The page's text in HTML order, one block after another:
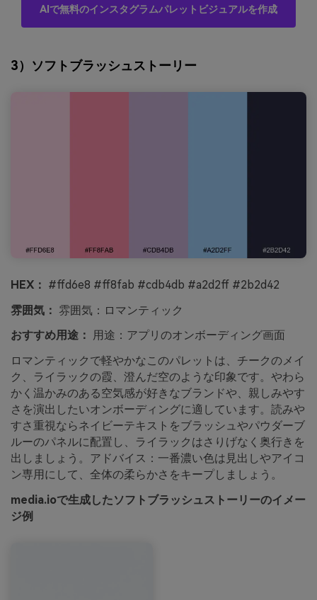
AIで無料のインスタグラムパレットビジュアルを作成
3）ソフトブラッシュストーリー
HEX： #ffd6e8 #ff8fab #cdb4db #a2d2ff #2b2d42
雰囲気： 雰囲気：ロマンティック
おすすめ用途： 用途：アプリのオンボーディング画面
ロマンティックで軽やかなこのパレットは、チークのメイ
ク、ライラックの霞、澄んだ空のような印象です。やわら
かく温かみのある空気感が好きなブランドや、親しみやす
さを演出したいオンボーディングに適しています。読みや
すさ重視ならネイビーテキストをブラッシュやパウダーブ
ルーのパネルに配置し、ライラックはさりげなく奥行きを
出しましょう。アドバイス：一番濃い色は見出しやアイコ
ン専用にして、全体の柔らかさをキープしましょう。
media.ioで生成したソフトブラッシュストーリーのイメー
ジ例